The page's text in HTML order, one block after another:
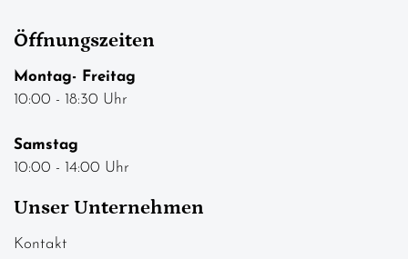
Öffnungszeiten
Montag- Freitag
10:00 - 18:30 Uhr
Samstag
10:00 - 14:00 Uhr
Unser Unternehmen
Kontakt